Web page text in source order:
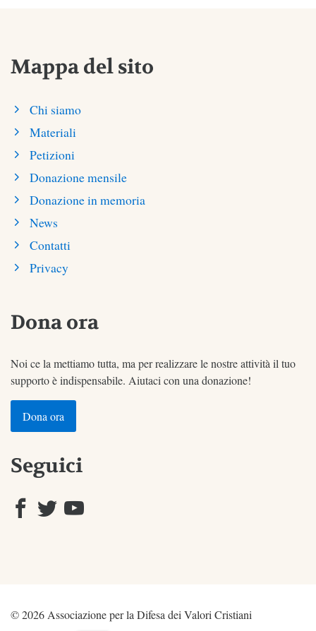
Mappa del sito
Chi siamo
Materiali
Petizioni
Donazione mensile
Donazione in memoria
News
Contatti
Privacy
Dona ora
Noi ce la mettiamo tutta, ma per realizzare le nostre attività il tuo
supporto è indispensabile. Aiutaci con una donazione!
Dona ora
Seguici
© 2026 Associazione per la Difesa dei Valori Cristiani